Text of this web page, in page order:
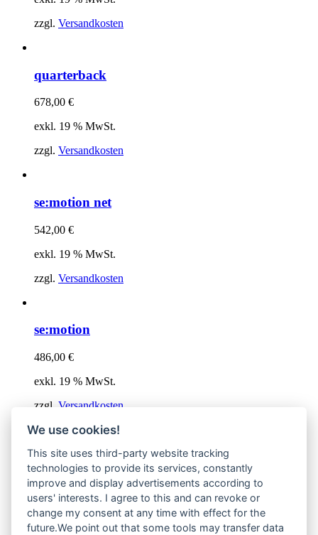
zzgl. Versandkosten
quarterback
678,00 €
exkl. 19 % MwSt.
zzgl. Versandkosten
se:motion net
542,00 €
exkl. 19 % MwSt.
zzgl. Versandkosten
se:motion
486,00 €
exkl. 19 % MwSt.
zzgl. Versandkosten
Dies ist der Onlineshop vonQuadro Office Nord – Ihr
Büroeinrichter aus Lübeck.
We use cookies!
This site uses third-party website tracking
technologies to provide its services, constantly
improve and display advertisements according to
users' interests. I agree to this and can revoke or
change my consent at any time with effect for the
future.We point out that some tools may transfer data